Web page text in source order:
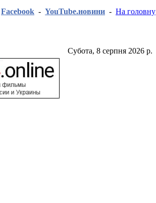
Facebook - YouTube.новини - На головну
Субота, 8 серпня 2026 р.